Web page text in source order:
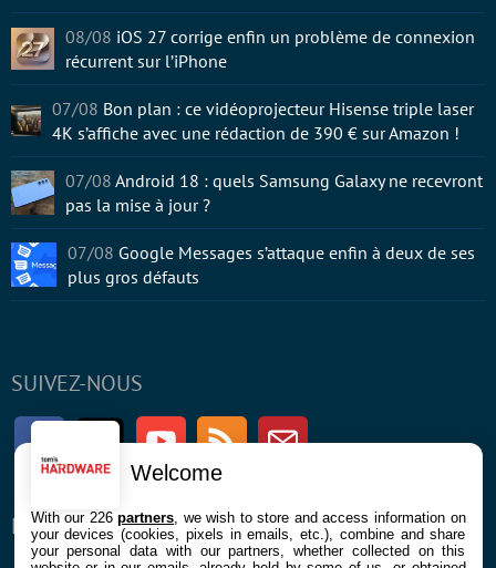
SUIVEZ-NOUS
FacebookTwitter Youtube RSS Newsletter
ENTREPRISE À PROPOS
08/08 iOS 27 corrige enfin un problème de connexion
récurrent sur l’iPhone
07/08 Bon plan : ce vidéoprojecteur Hisense triple laser
4K s’affiche avec une rédaction de 390 € sur Amazon !
07/08 Android 18 : quels Samsung Galaxy ne recevront
pas la mise à jour ?
07/08 Google Messages s’attaque enfin à deux de ses
plus gros défauts
Welcome
With our 226partners , we wish to store and access information on
your devices (cookies, pixels in emails, etc.), combine and share
your personal data with our partners, whether collected on this